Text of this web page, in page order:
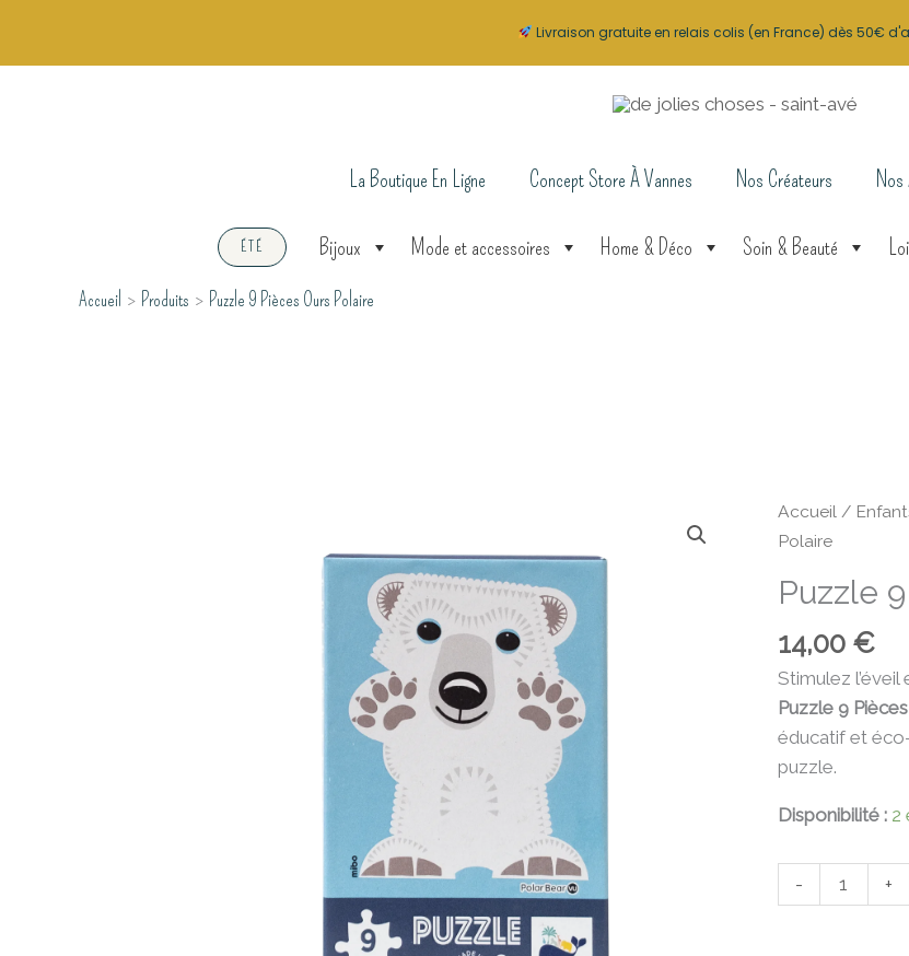
La Boutique En Ligne Concept Store À Vannes Nos Créateurs Nos
ÉTÉ Bijoux Mode et accessoires Home & Déco Soin & Beauté
Accueil Produits Puzzle 9 Pièces Ours Polaire
Accueil/
Polaire
Puzzle
14,00 €
Stimulez
Puzzle 9
éducatif et
puzzle.
Disponibilité : 2
-
quantité
de
9
Ours
Polaire
+
Livraison gratuite en relais colis (en France) dès 50€